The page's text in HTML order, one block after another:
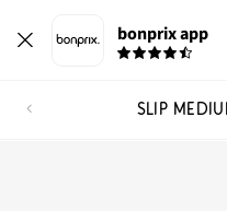
bonprix app
SLIP